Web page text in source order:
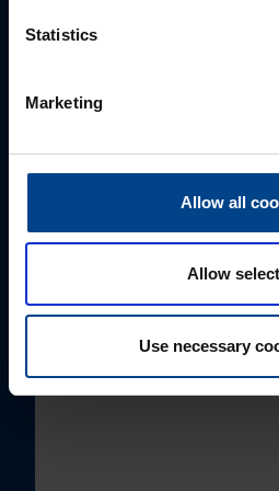
Statistics
Marketing
Allow all
Allow
Use necessary
Kuidas saame Teid aidata?